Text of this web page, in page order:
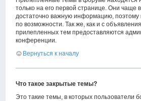
только на его первой странице. Они чаще
достаточно важную информацию, поэтому
по возможности. Так же, как и с
прилепленных тем предоставляются
конференции.
Вернуться к началу
Что такое закрытые темы?
Это такие темы, в которых пользователи